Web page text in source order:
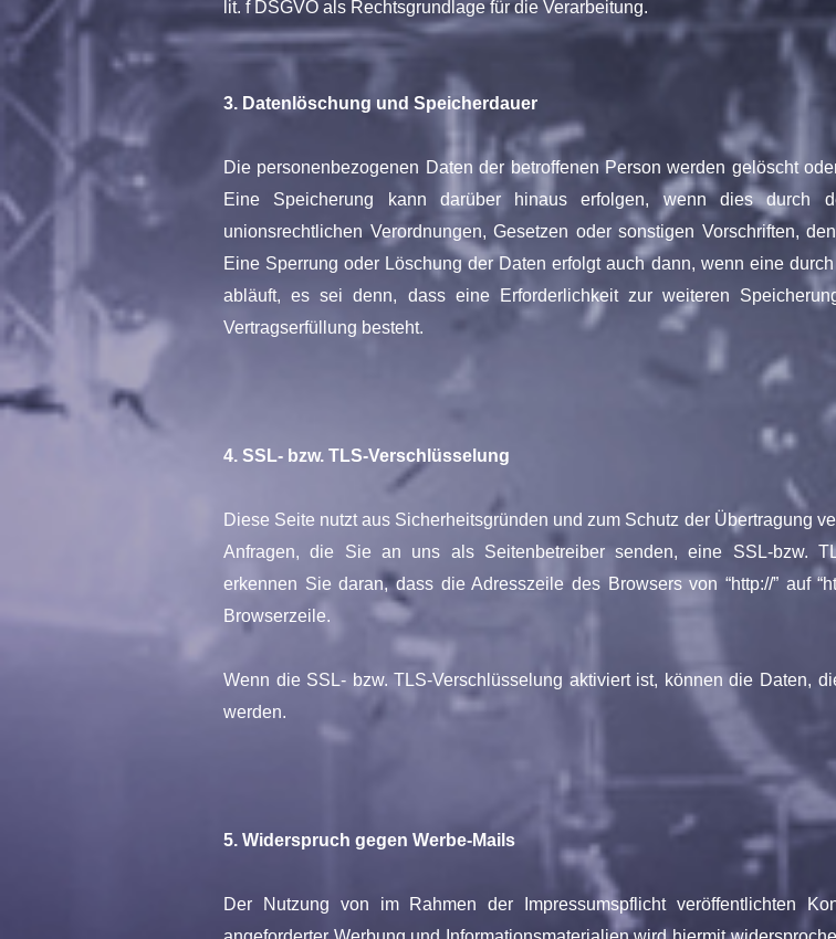
lit. f DSGVO als Rechtsgrundlage für die Verarbeitung.
3. Datenlöschung und Speicherdauer
Die personenbezogenen Daten der betroffenen Person werden gelöscht
Eine Speicherung kann darüber hinaus erfolgen, wenn dies durch
unionsrechtlichen Verordnungen, Gesetzen oder sonstigen Vorschriften,
Eine Sperrung oder Löschung der Daten erfolgt auch dann, wenn eine
abläuft, es sei denn, dass eine Erforderlichkeit zur weiteren
Vertragserfüllung besteht.
4. SSL- bzw. TLS-Verschlüsselung
Diese Seite nutzt aus Sicherheitsgründen und zum Schutz der Übertragung
Anfragen, die Sie an uns als Seitenbetreiber senden, eine SSL-bzw.
erkennen Sie daran, dass die Adresszeile des Browsers von “http://” auf
Browserzeile.
Wenn die SSL- bzw. TLS-Verschlüsselung aktiviert ist, können die Daten,
werden.
5. Widerspruch gegen Werbe-Mails
Der Nutzung von im Rahmen der Impressumspflicht veröffentlichten